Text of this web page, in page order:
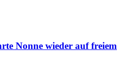
Nonne wieder auf freiem